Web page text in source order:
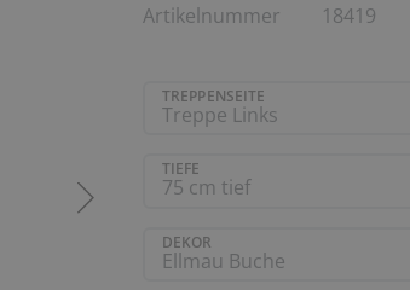
Artikelnummer 18419
TREPPENSEITE
TIEFE
DEKOR